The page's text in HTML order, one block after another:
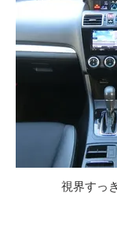
視界すっ